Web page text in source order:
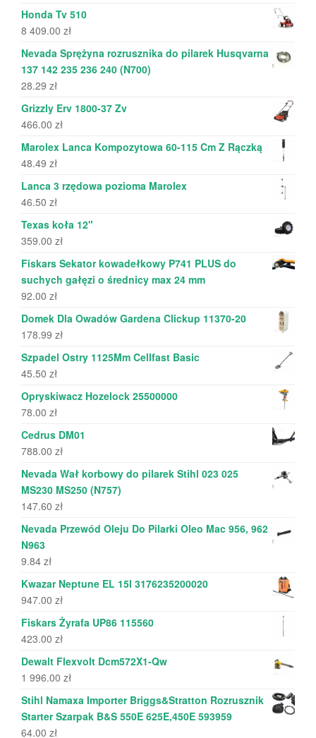
Honda Tv 510
8 409.00 zł
Nevada Sprężyna rozrusznika do pilarek Husqvarna
137 142 235 236 240 (N700)
28.29 zł
Grizzly Erv 1800-37 Zv
466.00 zł
Marolex Lanca Kompozytowa 60-115 Cm Z Rączką
48.49 zł
Lanca 3 rzędowa pozioma Marolex
46.50 zł
Texas koła 12"
359.00 zł
Fiskars Sekator kowadełkowy P741 PLUS do
suchych gałęzi o średnicy max 24 mm
92.00 zł
Domek Dla Owadów Gardena Clickup 11370-20
178.99 zł
Szpadel Ostry 1125Mm Cellfast Basic
45.50 zł
Opryskiwacz Hozelock 25500000
78.00 zł
Cedrus DM01
788.00 zł
Nevada Wał korbowy do pilarek Stihl 023 025
MS230 MS250 (N757)
147.60 zł
Nevada Przewód Oleju Do Pilarki Oleo Mac 956, 962
N963
9.84 zł
Kwazar Neptune EL 15l 3176235200020
947.00 zł
Fiskars Żyrafa UP86 115560
423.00 zł
Dewalt Flexvolt Dcm572X1-Qw
1 996.00 zł
Stihl Namaxa Importer Briggs&Stratton Rozrusznik
Starter Szarpak B&S 550E 625E,450E 593959
64.00 zł